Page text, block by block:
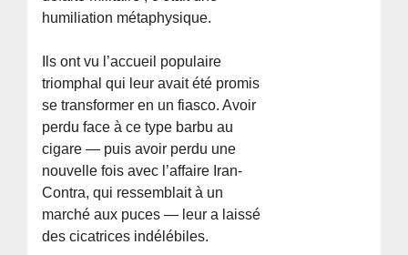
humiliation métaphysique.
Ils ont vu l’accueil populaire
triomphal qui leur avait été promis
se transformer en un fiasco. Avoir
perdu face à ce type barbu au
cigare — puis avoir perdu une
nouvelle fois avec l’affaire Iran-
Contra, qui ressemblait à un
marché aux puces — leur a laissé
des cicatrices indélébiles.